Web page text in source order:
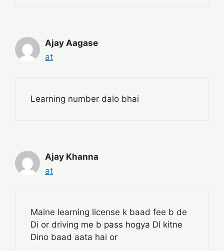
Ajay Aagase
at
Learning number dalo bhai
Ajay Khanna
at
Maine learning license k baad fee b de
Di or driving me b pass hogya Dl kitne
Dino baad aata hai or